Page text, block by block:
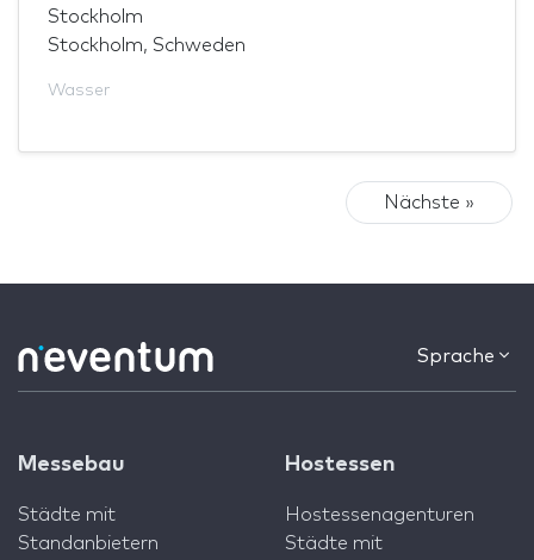
Stockholm
Stockholm, Schweden
Wasser
Nächste »
Sprache
Messebau
Städte mit
Standanbietern
Hostessen
Hostessenagenturen
Städte mit